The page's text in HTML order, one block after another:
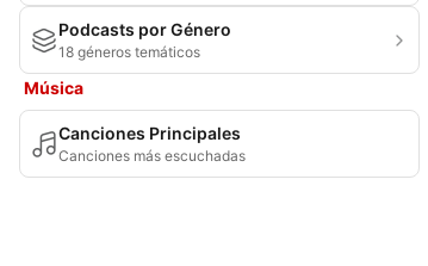
Podcasts por Género
18 géneros temáticos
Música
Canciones Principales
Canciones más escuchadas